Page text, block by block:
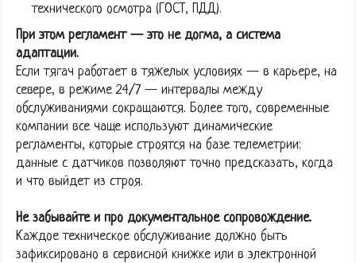
технического осмотра (ГОСТ, ПДД).
При этом регламент — это не догма, а система
адаптации.
Если тягач работает в тяжелых условиях — в карьере, на
севере, в режиме 24/7 — интервалы между
обслуживаниями сокращаются. Более того, современные
компании все чаще используют динамические
регламенты, которые строятся на базе телеметрии:
данные с датчиков позволяют точно предсказать, когда
и что выйдет из строя.
Не забывайте и про документальное сопровождение.
Каждое техническое обслуживание должно быть
зафиксировано в сервисной книжке или в электронной